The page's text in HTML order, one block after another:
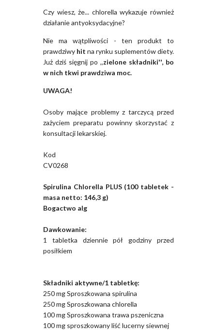
Czy wiesz, że... chlorella wykazuje również
działanie antyoksydacyjne?
Nie ma wątpliwości - ten produkt to
prawdziwy hit na rynku suplementów diety.
Już dziś sięgnij po ,,zielone składniki'', bo
w nich tkwi prawdziwa moc.
UWAGA!
Osoby mające problemy z tarczycą przed
zażyciem preparatu powinny skorzystać z
konsultacji lekarskiej.
Kod
CV0268
Spirulina Chlorella PLUS (100 tabletek -
masa netto: 146,3 g)
Bogactwo alg
Dawkowanie:
1 tabletka dziennie pół godziny przed
posiłkiem
Składniki aktywne/1 tabletkę:
250 mg Sproszkowana spirulina
250 mg Sproszkowana chlorella
100 mg Sproszkowana trawa pszeniczna
100 mg sproszkowany liść lucerny siewnej